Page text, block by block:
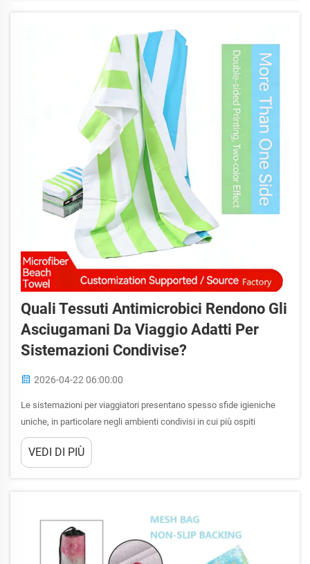
Quali Tessuti Antimicrobici Rendono Gli
Asciugamani Da Viaggio Adatti Per
Sistemazioni Condivise?
2026-04-22 06:00:00
Le sistemazioni per viaggiatori presentano spesso sfide igieniche
uniche, in particolare negli ambienti condivisi in cui più ospiti
utilizzano servizi e comfort comuni. I tessuti impiegati negli
asciugamani da viaggio svolgono un ruolo fondamentale nel
VEDI DI PIÙ